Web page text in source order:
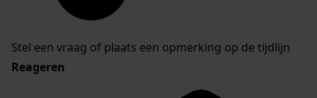
Stel een vraag of plaats een opmerking op de tijdlijn
Reageren